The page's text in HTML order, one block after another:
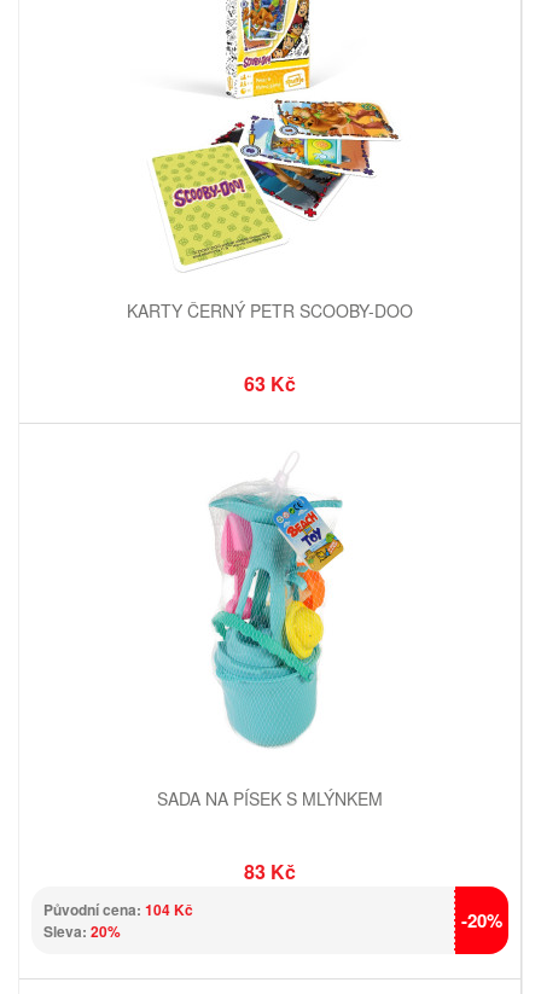
KARTY ČERNÝ PETR SCOOBY-DOO
63 Kč
SADA NA PÍSEK S MLÝNKEM
83 Kč
Původní cena: 104 Kč
Sleva: 20% -20%